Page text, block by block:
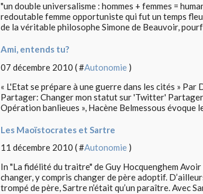
"un double universalisme : hommes + femmes =
redoutable femme opportuniste qui fut un temps
de la véritable philosophe Simone de Beauvoir,
Ami, entends tu?
07 décembre 2010 ( #Autonomie )
« L'Etat se prépare à une guerre dans les cités »
Partager: Changer mon statut sur 'Twitter'
Opération banlieues », Hacène Belmessous évoque
Les Maoïstocrates et Sartre
11 décembre 2010 ( #Autonomie )
In "La fidélité du traitre" de Guy Hocquenghem
changer, y compris changer de père adoptif.
trompé de père, Sartre n’était qu’un paraître. Avec